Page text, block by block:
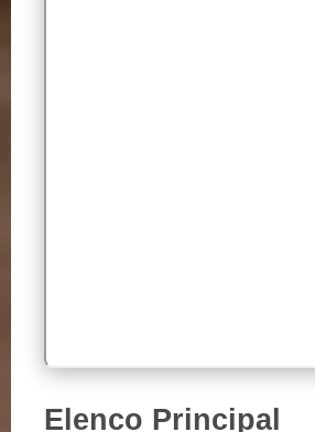
Elenco Principal